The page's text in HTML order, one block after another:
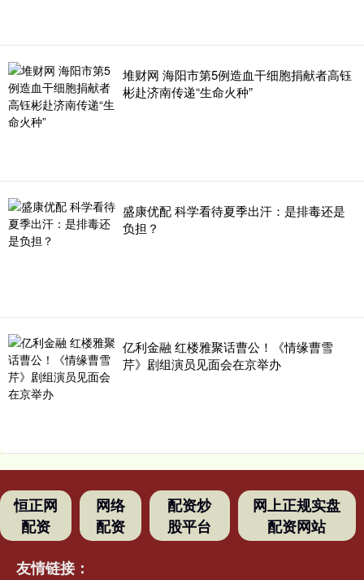
堆财网 海阳市第5例造血干细胞捐献者高钰
彬赴济南传递“生命火种”
盛康优配 科学看待夏季出汗：是排毒还是
负担？
亿利金融 红楼雅聚话曹公！《情缘曹雪
芹》剧组演员见面会在京举办
恒正网
配资
网络
配资
配资炒
股平台
网上正规实盘
配资网站
友情链接：